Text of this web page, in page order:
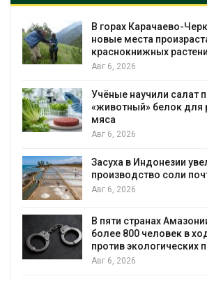
В горах Карачаево-
новые места
краснокнижных
Авг 6, 2026
Учёные научили салат
«животный» белок для
мяса
Авг 6, 2026
Засуха в Индонезии
производство соли
Авг 6, 2026
В пяти странах
более 800 человек в
против экологических
Авг 6, 2026